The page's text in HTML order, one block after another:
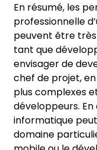
En résumé, les
professionnelle
peuvent être
tant que
envisager de
chef de projet,
plus complexes
développeurs.
informatique
domaine